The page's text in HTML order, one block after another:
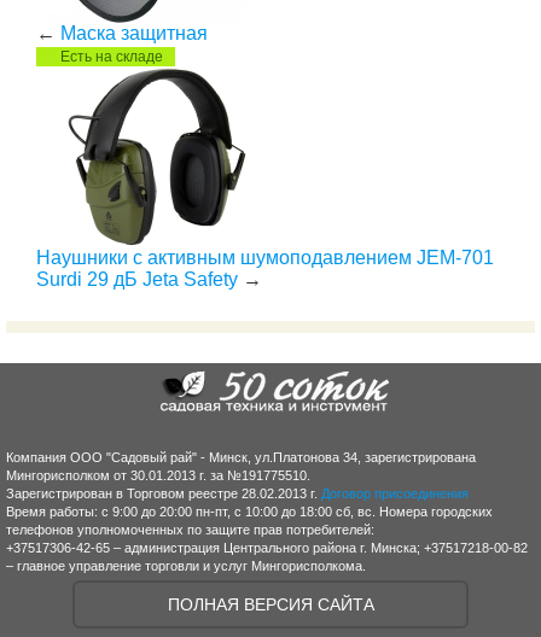
← Маска защитная
Есть на складе
Наушники с активным шумоподавлением JEM-701
Surdi 29 дБ Jeta Safety →
Компания ООО "Садовый рай" - Минск, ул.Платонова 34, зарегистрирована
Мингорисполком от 30.01.2013 г. за №191775510.
Зарегистрирован в Торговом реестре 28.02.2013 г. Договор присоединения
Время работы: с 9:00 до 20:00 пн-пт, с 10:00 до 18:00 сб, вс. Номера городских
телефонов уполномоченных по защите прав потребителей:
+37517306-42-65 – администрация Центрального района г. Минска; +37517218-00-82
– главное управление торговли и услуг Мингорисполкома.
ПОЛНАЯ ВЕРСИЯ САЙТА